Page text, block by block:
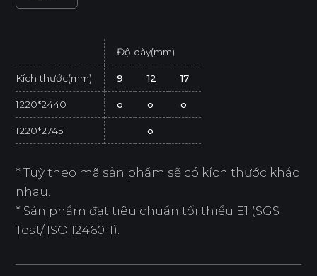
Độ dày(mm)
Kích thước(mm) 9 12 17
1220*2440 o o o
1220*2745 o
* Tuỳ theo mã sản phẩm sẽ có kích thước khác
nhau.
* Sản phẩm đạt tiêu chuẩn tối thiểu E1 (SGS
Test/ ISO 12460-1).